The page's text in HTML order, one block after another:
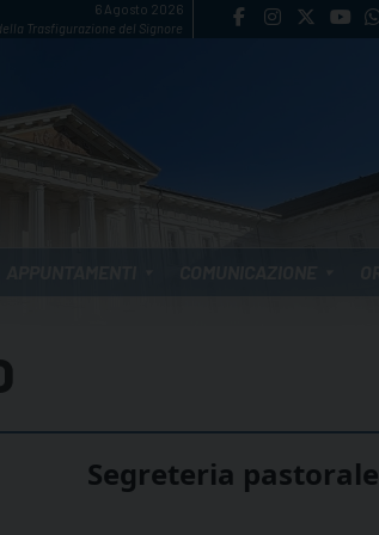
6 Agosto 2026
Trasfigurazione del Signore
Segreteria pastorale